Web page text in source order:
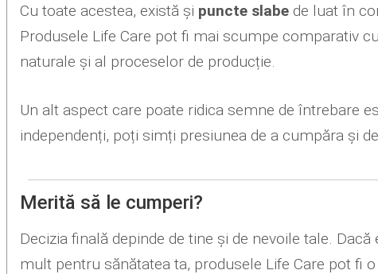
Cu toate acestea, există și puncte slabe de luat în
Produsele Life Care pot fi mai scumpe comparativ
naturale și al proceselor de producție.
Un alt aspect care poate ridica semne de întrebare
independenți, poți simți presiunea de a cumpăra și
Merită să le cumperi?
Decizia finală depinde de tine și de nevoile tale.
mult pentru sănătatea ta, produsele Life Care pot fi